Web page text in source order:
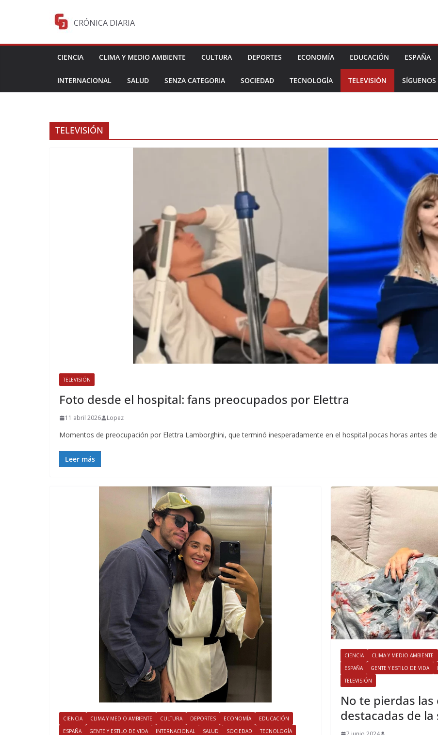
CRÓNICA DIARIA
CIENCIA CLIMA Y MEDIO AMBIENTE CULTURA DEPORTES ECONOMÍA EDUCACIÓN ESPAÑA
INTERNACIONAL SALUD SENZA CATEGORIA SOCIEDAD TECNOLOGÍA TELEVISIÓN
TELEVISIÓN
TELEVISIÓN
Foto desde el hospital: fans preocupados por Elettra
11 abril 2026 Lopez
Momentos de preocupación por Elettra Lamborghini, que terminó inesperadamente en el hospital pocas horas antes
Leer más
CIENCIA CLIMA Y MEDIO AMBIENTE CULTURA DEPORTES ECONOMÍA
EDUCACIÓN
ESPAÑA
GENTE Y ESTILO DE VIDA INTERNACIONAL SALUD SOCIEDAD
TECNOLOGÍA
CIENCIA CLIMA Y MEDIO AMBIENTE
ESPAÑA
GENTE Y ESTILO DE VIDA
TELEVISIÓN
​No te pierdas
destacadas de la